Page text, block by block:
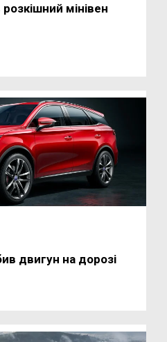
мінівен
двигун на дорозі